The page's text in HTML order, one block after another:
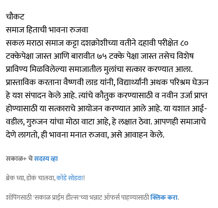
चौकट
समाज हिताची भावना रुजवा
सकल मराठा समाज कट्टा दशक्रोशीच्या वतीने दहावी परीक्षेत ८०
टक्केपेक्षा जास्त आणि बारावीत ७५ टक्के पेक्षा जास्त तसेच विशेष
प्राविण्य मिळविलेल्या समाजातील मुलांचा सत्कार करण्यात आला.
प्रास्ताविक करताना वैष्णवी लाड यांनी, विद्यार्थ्यांनी अथक परिश्रम घेऊन
हे यश संपादन केले आहे. त्यांचे कौतुक करण्यासाठी व नवीन उर्जा प्राप्त
होण्यासाठी या सत्काराचे आयोजन करण्यात आले आहे. या यशात आई-
वडील, गुरुजन यांचा मोठा वाटा आहे, हे लक्षात ठेवा. आपणही समाजाचे
देणे लागतो, ही भावना मनात रुजवा, असे आवाहन केले.
सकाळ+ चेसदस्य व्हा
ब्रेक घ्या, डोकं चालवा,कोडे सोडवा!
शॉपिंगसाठी 'सकाळ प्राईम डील्स'च्या भन्नाट ऑफर्स पाहण्यासाठीक्लिक करा.